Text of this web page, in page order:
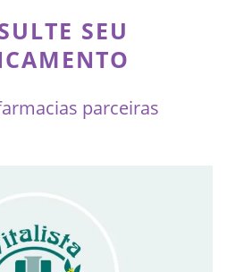
SEU
parceiras